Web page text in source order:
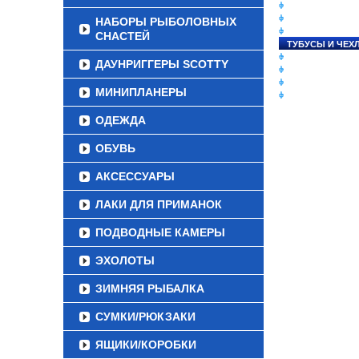
НАБОРЫ РЫБОЛОВНЫХ
СНАСТЕЙ
ДАУНРИГГЕРЫ SCOTTY
МИНИПЛАНЕРЫ
ОДЕЖДА
ОБУВЬ
АКСЕССУАРЫ
ЛАКИ ДЛЯ ПРИМАНОК
ПОДВОДНЫЕ КАМЕРЫ
ЭХОЛОТЫ
ЗИМНЯЯ РЫБАЛКА
СУМКИ/РЮКЗАКИ
ЯЩИКИ/КОРОБКИ
ТУБУСЫ И